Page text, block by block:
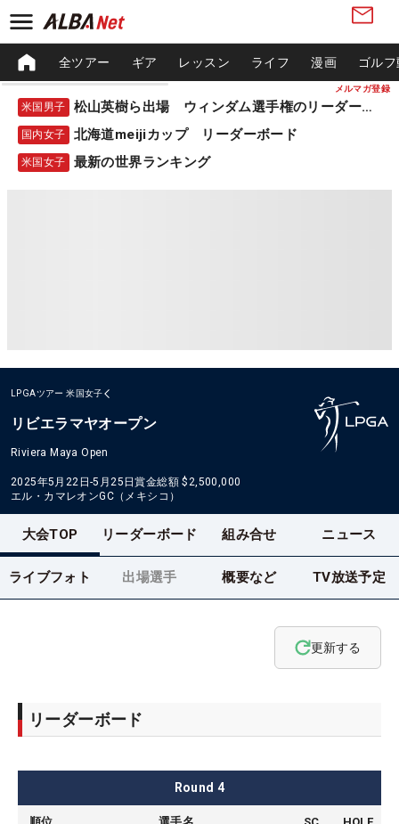
メルマガ登録
全ツアー ギア レッスン ライフ 漫画 ゴル
米国男子 松山英樹ら出場 ウィンダム選手権のリーダーボード
国内女子 北海道meijiカップ リーダーボード
米国女子 最新の世界ランキング
LPGAツアー 米国女子
リビエラマヤオープン
Riviera Maya Open
2025年5月22日-5月25日賞金総額 $2,500,000
エル・カマレオンGC（メキシコ）
大会TOP リーダーボード 組み合せ ニュース
ライブフォト 出場選手 概要など TV放送予定
更新する
リーダーボード
Round 4